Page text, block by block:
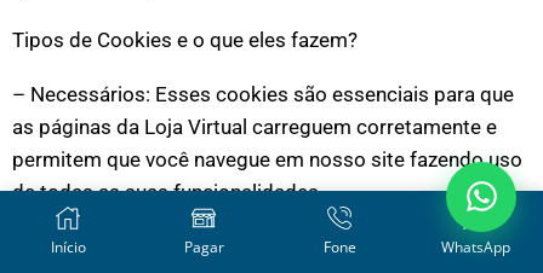
Tipos de Cookies e o que eles fazem?
– Necessários: Esses cookies são essenciais para que
as páginas da Loja Virtual carreguem corretamente e
permitem que você navegue em nosso site fazendo uso
de todas as suas funcionalidades.
– Desempenho: Esses cookies nos ajudam a entender
como os visitantes interagem com a Loja Virtual,
Início Pagar Fone WhatsApp